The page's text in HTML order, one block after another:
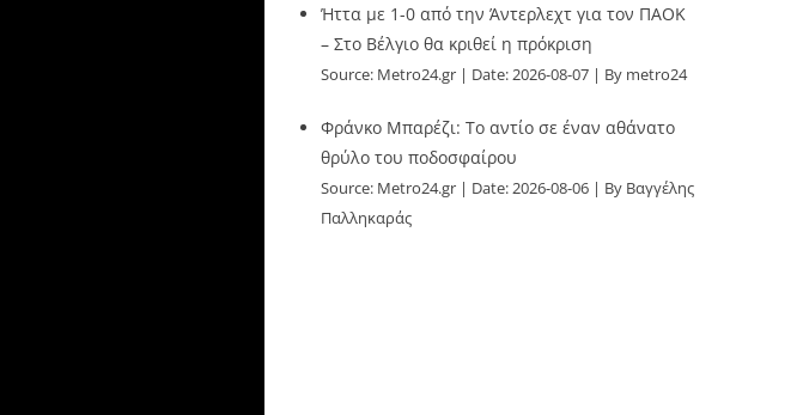
Ήττα με 1-0 από την Άντερλεχτ για τον ΠΑΟΚ
– Στο Βέλγιο θα κριθεί η πρόκριση
Source: Metro24.gr Date: 2026-08-07 By metro24
Φράνκο Μπαρέζι: Το αντίο σε έναν αθάνατο
θρύλο του ποδοσφαίρου
Source: Metro24.gr Date: 2026-08-06
By Βαγγέλης
Παλληκαράς